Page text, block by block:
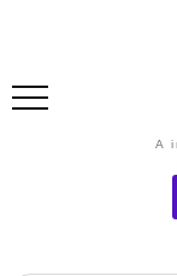
A